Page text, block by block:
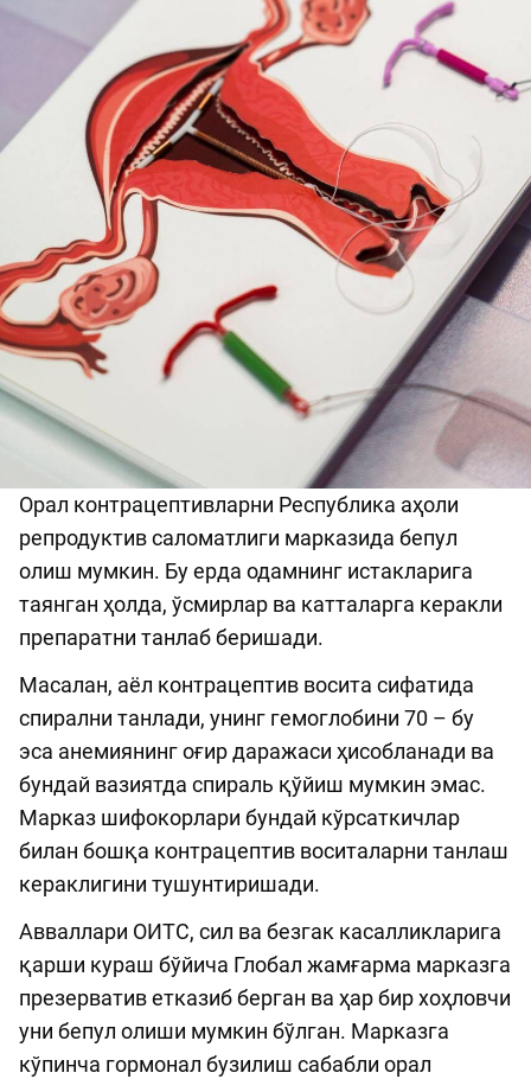
Орал контрацептивларни Республика аҳоли
репродуктив саломатлиги марказида бепул
олиш мумкин. Бу ерда одамнинг истакларига
таянган ҳолда, ўсмирлар ва катталарга керакли
препаратни танлаб беришади.
Масалан, аёл контрацептив восита сифатида
спирални танлади, унинг гемоглобини 70 – бу
эса анемиянинг оғир даражаси ҳисобланади ва
бундай вазиятда спираль қўйиш мумкин эмас.
Марказ шифокорлари бундай кўрсаткичлар
билан бошқа контрацептив воситаларни танлаш
кераклигини тушунтиришади.
Авваллари ОИТС, сил ва безгак касалликларига
қарши кураш бўйича Глобал жамғарма марказга
презерватив етказиб берган ва ҳар бир хоҳловчи
уни бепул олиши мумкин бўлган. Марказга
кўпинча гормонал бузилиш сабабли орал